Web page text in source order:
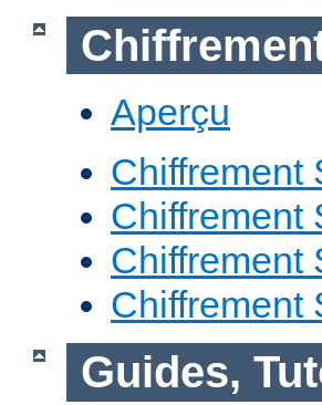
Aperçu
Chiffrement
Chiffrement
Chiffrement
Chiffrement
Guides,